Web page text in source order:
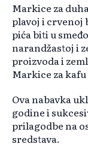
Markice za
plavoj i crvenoj
pića biti u
narandžastoj i
proizvoda i
Markice za
Ova nabavka
godine i
prilagodbe na
sredstava.